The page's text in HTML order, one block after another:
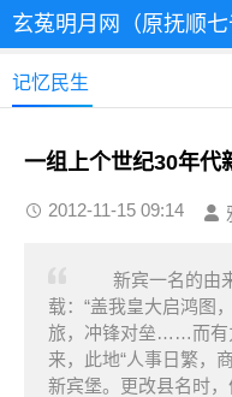
玄菟明月网（原抚顺七
记忆民生
一组上个世纪30年代
2012-11-15 09:14
新宾一名的由来
载：“盖我皇大启鸿图
旅，冲锋对垒……而有
来，此地“人事日繁，
新宾堡。更改县名时，